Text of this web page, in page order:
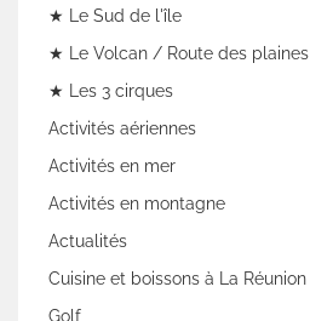
★ Le Sud de l'île
★ Le Volcan / Route des plaines
★ Les 3 cirques
Activités aériennes
Activités en mer
Activités en montagne
Actualités
Cuisine et boissons à La Réunion
Golf